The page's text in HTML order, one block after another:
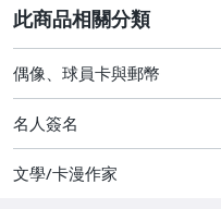
其它
[全店] 618購物節
[全店] 粉絲專享
偶像、球員卡與郵幣
名人簽名
文學/卡漫作家